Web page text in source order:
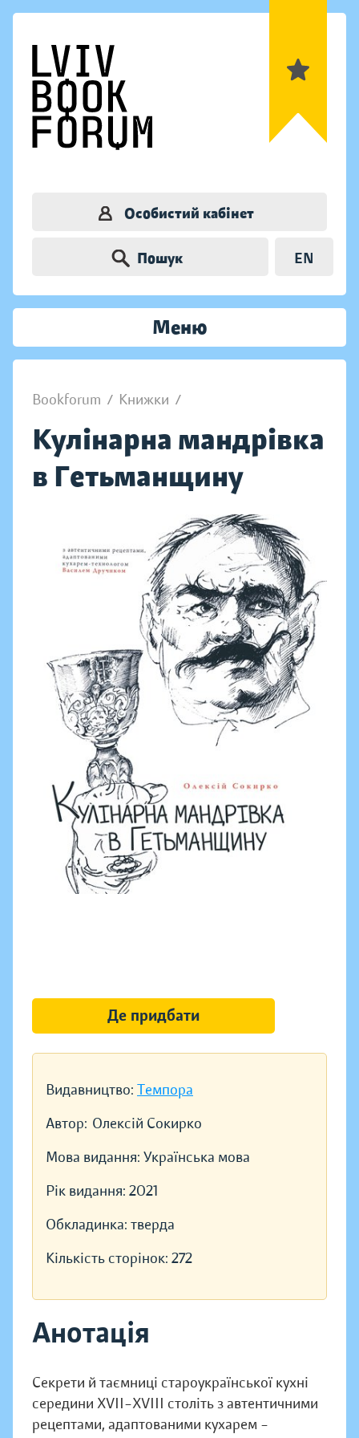
Особистий кабінет
Пошук EN
Меню
Bookforum / Книжки /
Кулінарна мандрівка
в Гетьманщину
Видавництво: Темпора
Автор: Олексій Сокирко
Мова видання: Українська мова
Рік видання: 2021
Обкладинка: тверда
Кількість сторінок: 272
Анотація
Секрети й таємниці староукраїнської кухні
середини XVII–XVIII століть з автентичними
рецептами, адаптованими кухарем –
Де придбати